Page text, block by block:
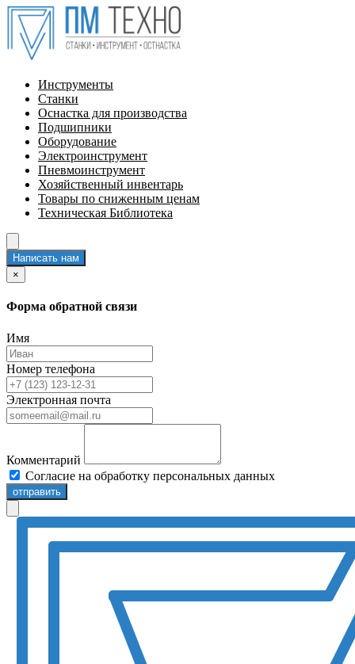
Инструменты
Станки
Оснастка для производства
Подшипники
Оборудование
Электроинструмент
Пневмоинструмент
Хозяйственный инвентарь
Товары по сниженным ценам
Техническая Библиотека
Написать нам
×
Форма обратной связи
Имя
Номер телефона
Электронная почта
Комментарий
Согласие на обработку персональных данных
отправить